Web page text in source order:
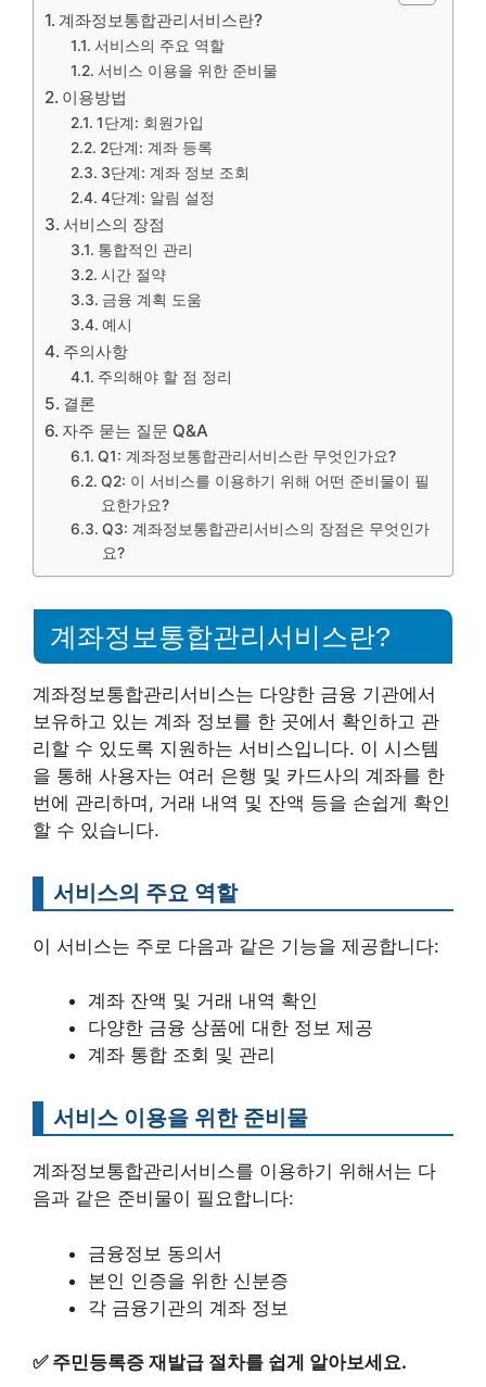
계좌정보통합관리서비스란?
서비스의 주요 역할
서비스 이용을 위한 준비물
이용방법
1단계: 회원가입
2단계: 계좌 등록
3단계: 계좌 정보 조회
4단계: 알림 설정
서비스의 장점
통합적인 관리
시간 절약
금융 계획 도움
예시
주의사항
주의해야 할 점 정리
결론
자주 묻는 질문 Q&A
Q1: 계좌정보통합관리서비스란 무엇인가요?
Q2: 이 서비스를 이용하기 위해 어떤 준비물이 필
요한가요?
Q3: 계좌정보통합관리서비스의 장점은 무엇인가
요?
계좌정보통합관리서비스란?
계좌정보통합관리서비스는 다양한 금융 기관에서
보유하고 있는 계좌 정보를 한 곳에서 확인하고 관
리할 수 있도록 지원하는 서비스입니다. 이 시스템
을 통해 사용자는 여러 은행 및 카드사의 계좌를 한
번에 관리하며, 거래 내역 및 잔액 등을 손쉽게 확인
할 수 있습니다.
서비스의 주요 역할
이 서비스는 주로 다음과 같은 기능을 제공합니다:
계좌 잔액 및 거래 내역 확인
다양한 금융 상품에 대한 정보 제공
계좌 통합 조회 및 관리
서비스 이용을 위한 준비물
계좌정보통합관리서비스를 이용하기 위해서는 다
음과 같은 준비물이 필요합니다:
금융정보 동의서
본인 인증을 위한 신분증
각 금융기관의 계좌 정보
✅ 주민등록증 재발급 절차를 쉽게 알아보세요.